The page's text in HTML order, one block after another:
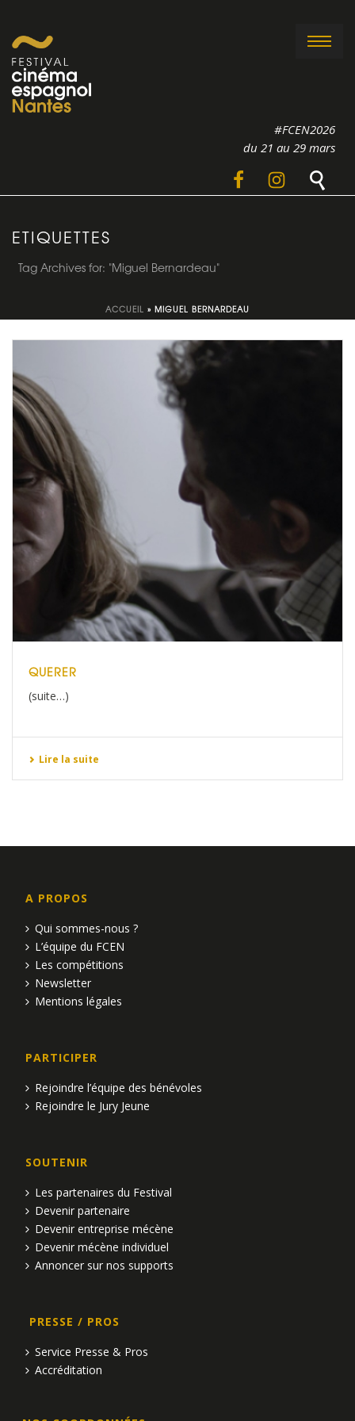
#FCEN2026
du 21 au 29 mars
ETIQUETTES
Tag Archives for: "Miguel Bernardeau"
ACCUEIL » MIGUEL BERNARDEAU
QUERER
(suite…)
Lire la suite
A PROPOS
Qui sommes-nous ?
L’équipe du FCEN
Les compétitions
Newsletter
Mentions légales
PARTICIPER
Rejoindre l’équipe des bénévoles
Rejoindre le Jury Jeune
SOUTENIR
Les partenaires du Festival
Devenir partenaire
Devenir entreprise mécène
Devenir mécène individuel
Annoncer sur nos supports
PRESSE / PROS
Service Presse & Pros
Accréditation